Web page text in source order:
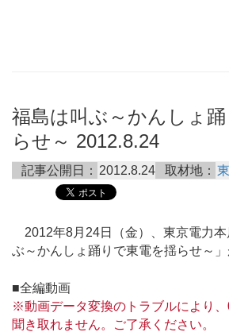
福島は叫ぶ～かんしょ
らせ～ 2012.8.24
記事公開日： 2012.8.24 取材地：
2012年8月24日（金）、東京電力本
ぶ～かんしょ踊りで東電を揺らせ～」
■全編動画
※動画データ変換のトラブルにより
聞き取れません。ご了承ください。